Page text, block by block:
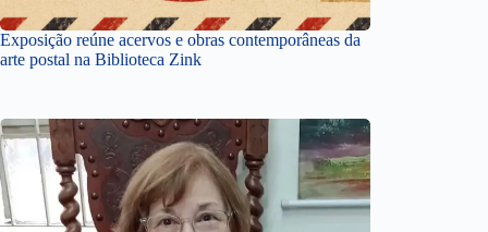
Exposição reúne acervos e obras contemporâneas da
arte postal na Biblioteca Zink